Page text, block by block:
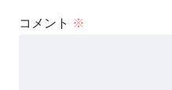
コメント ※